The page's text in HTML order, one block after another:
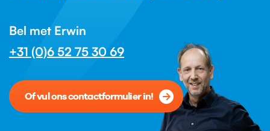
Bel met Erwin
+31 (0)6 52 75 30 69
Of vul ons contactformulier in!